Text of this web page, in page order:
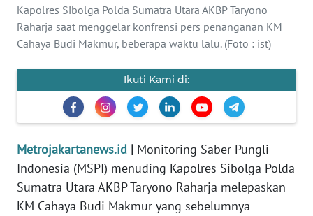
Kapolres Sibolga Polda Sumatra Utara AKBP Taryono
Raharja saat menggelar konfrensi pers penanganan KM
Cahaya Budi Makmur, beberapa waktu lalu. (Foto : ist)
Ikuti Kami di:
Metrojakartanews.id | Monitoring Saber Pungli
Indonesia (MSPI) menuding Kapolres Sibolga Polda
Sumatra Utara AKBP Taryono Raharja melepaskan
KM Cahaya Budi Makmur yang sebelumnya
TENTANG
KAMI
REDAKSI
KARIR